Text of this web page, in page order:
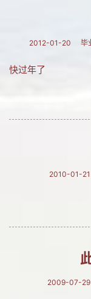
2012-01-20 毕
快过年了
2010-01-21
2009-07-29